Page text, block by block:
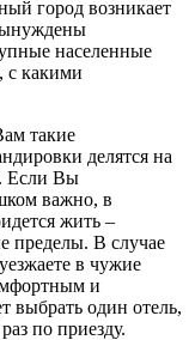
город возникает
населенные
с какими
такие
делятся на
Если Вы
важно, в
жить –
пределы. В случае
в чужие
и
выбрать один отель,
по приезду.